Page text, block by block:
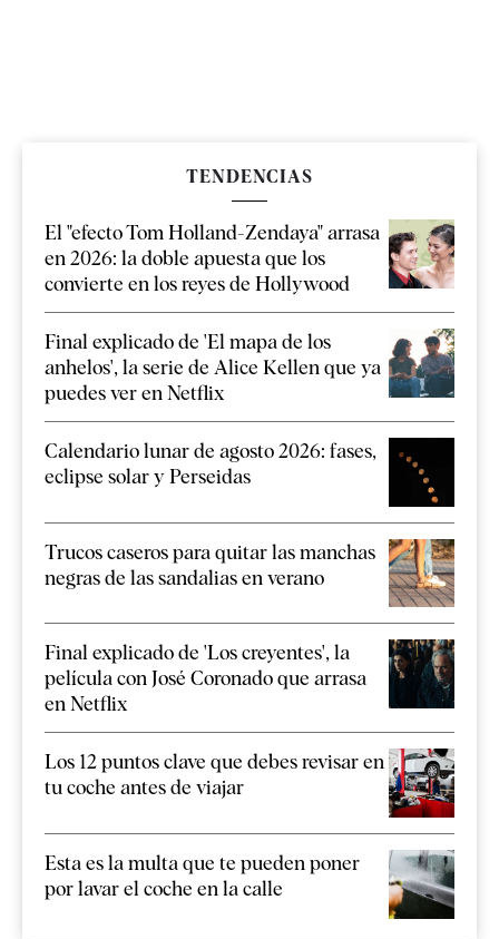
TENDENCIAS
El "efecto Tom Holland-Zendaya" arrasa
en 2026: la doble apuesta que los
convierte en los reyes de Hollywood
Final explicado de 'El mapa de los
anhelos', la serie de Alice Kellen que ya
puedes ver en Netflix
Calendario lunar de agosto 2026: fases,
eclipse solar y Perseidas
Trucos caseros para quitar las manchas
negras de las sandalias en verano
Final explicado de 'Los creyentes', la
película con José Coronado que arrasa
en Netflix
Los 12 puntos clave que debes revisar en
tu coche antes de viajar
Esta es la multa que te pueden poner
por lavar el coche en la calle